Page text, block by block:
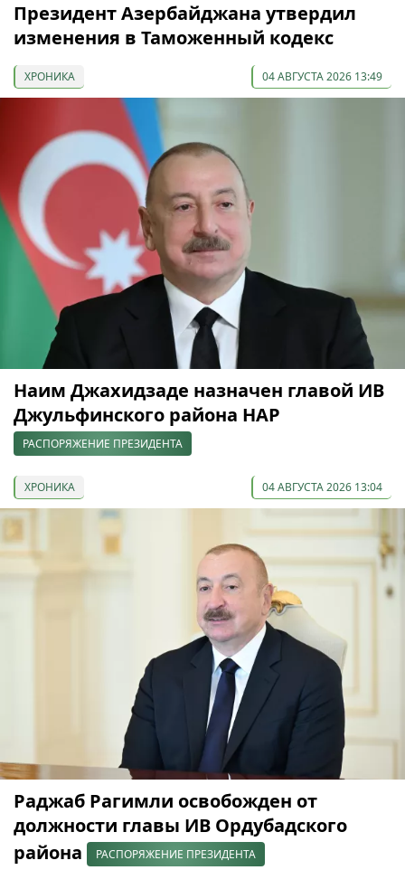
Президент Азербайджана утвердил
изменения в Таможенный кодекс
ХРОНИКА 04 АВГУСТА 2026 13:49
Наим Джахидзаде назначен главой ИВ
Джульфинского района НАР
РАСПОРЯЖЕНИЕ ПРЕЗИДЕНТА
ХРОНИКА 04 АВГУСТА 2026 13:04
Раджаб Рагимли освобожден от
должности главы ИВ Ордубадского
района
РАСПОРЯЖЕНИЕ ПРЕЗИДЕНТА